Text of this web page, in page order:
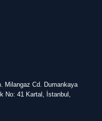
Milangaz Cd. Dumankaya
No: 41 Kartal, İstanbul,